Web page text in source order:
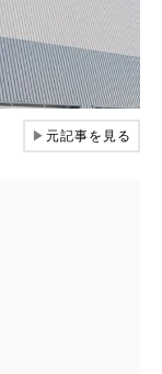
▶元記事を見る